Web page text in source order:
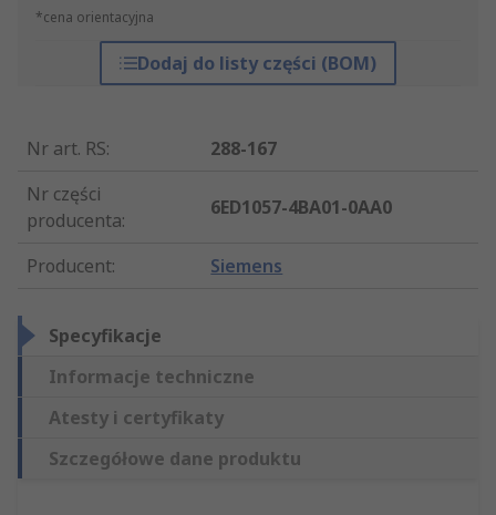
*cena orientacyjna
Dodaj do listy części (BOM)
Nr art. RS:
288-167
Nr części
producenta:
6ED1057-4BA01-0AA0
Producent: Siemens
Specyfikacje
Informacje techniczne
Atesty i certyfikaty
Szczegółowe dane produktu